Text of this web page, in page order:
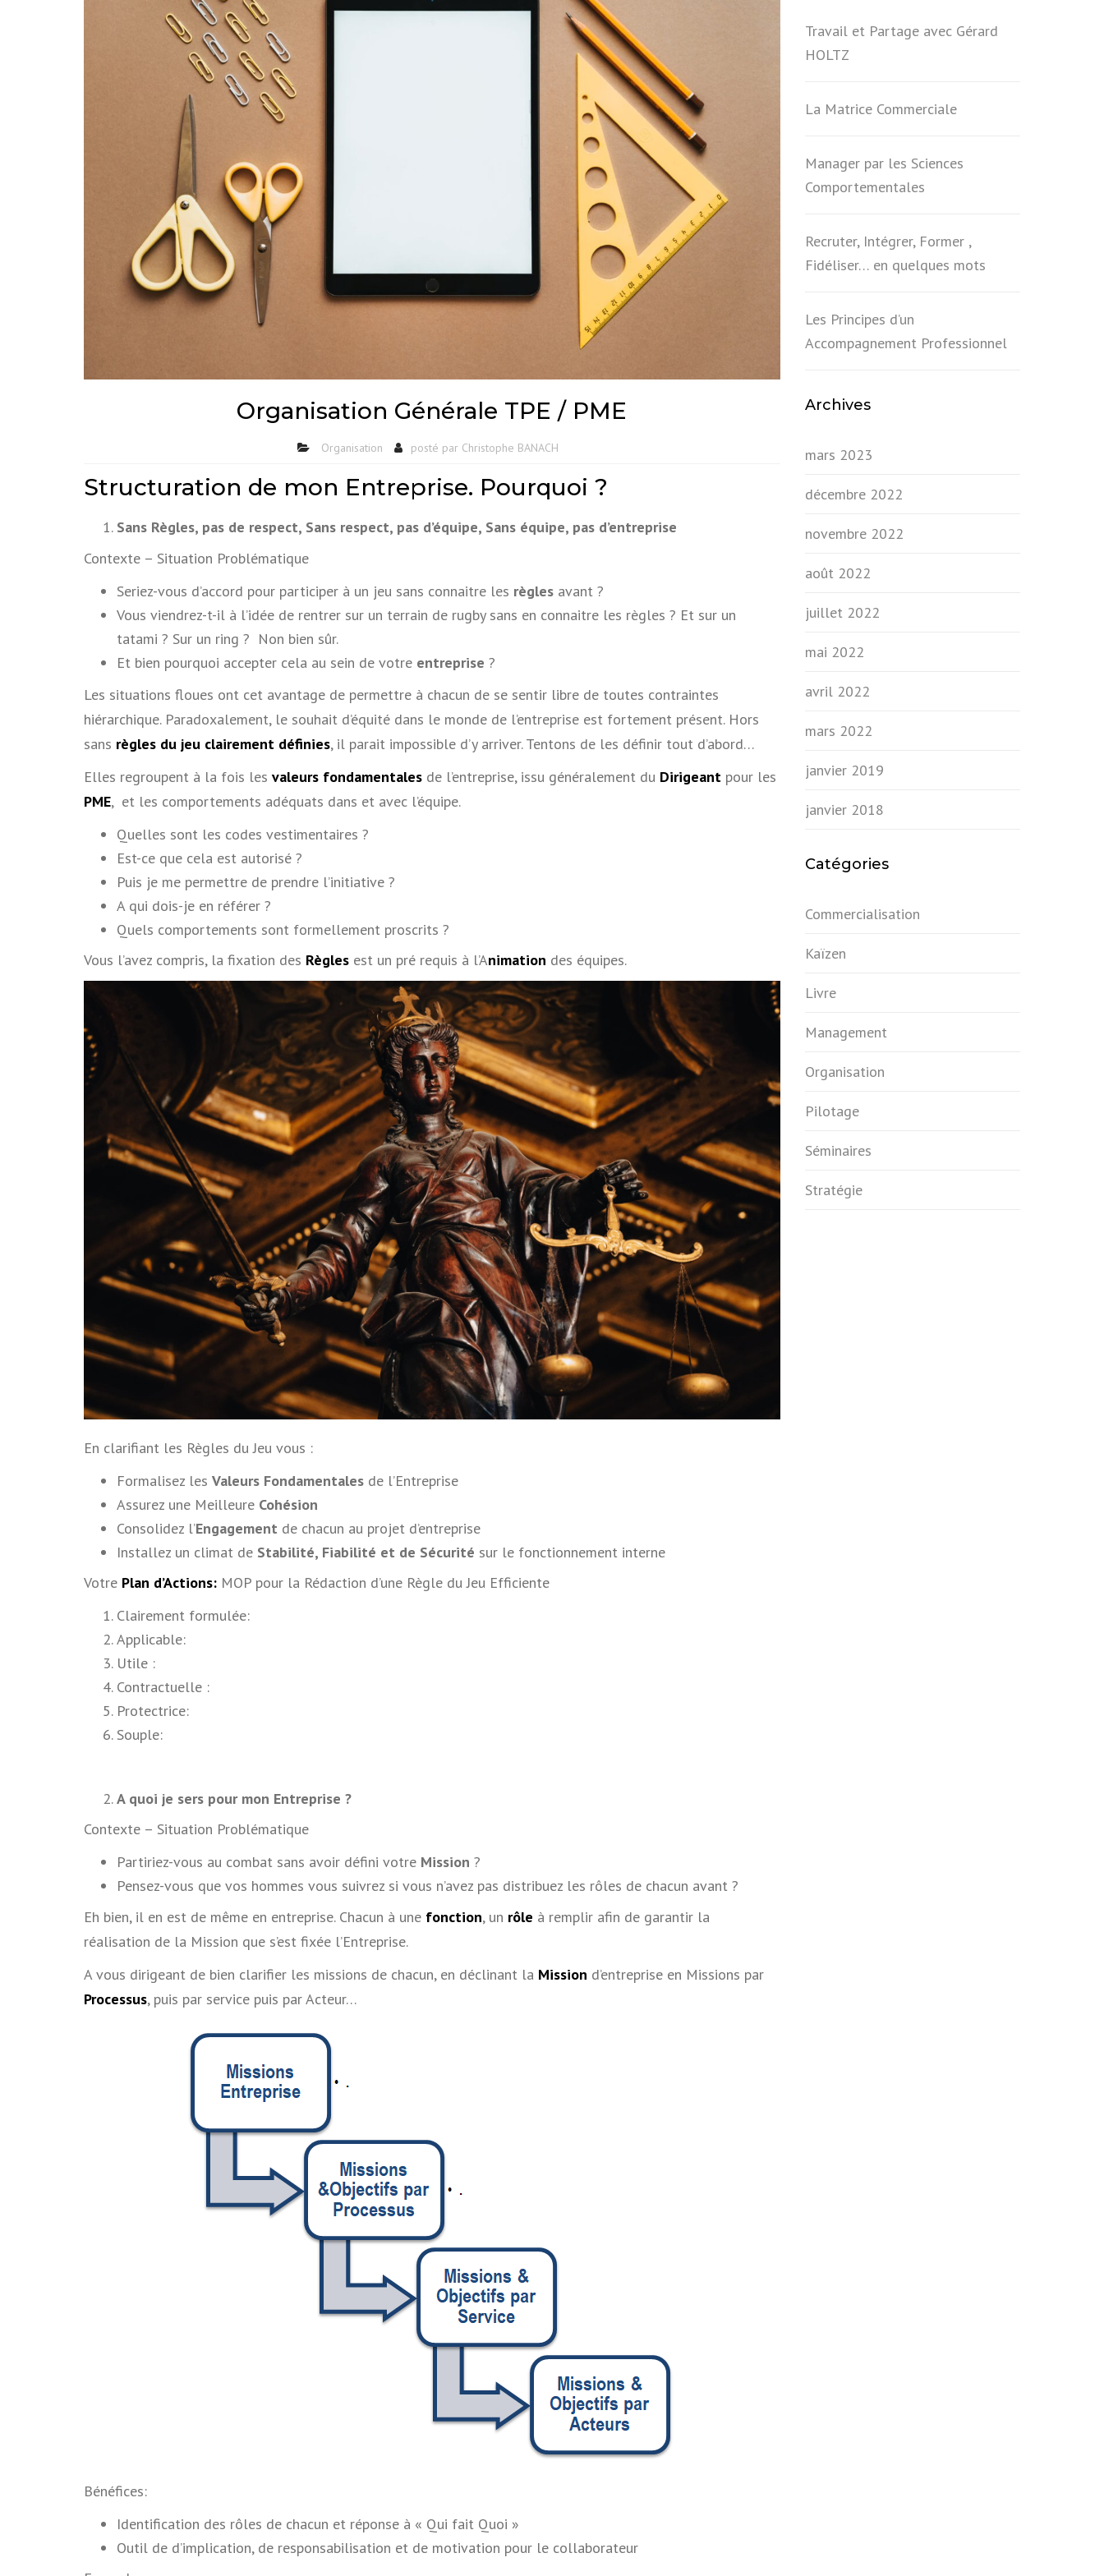
Organisation Générale TPE / PME
Organisation posté par Christophe BANACH
Structuration de mon Entreprise. Pourquoi ?
Sans Règles, pas de respect, Sans respect, pas d’équipe, Sans équipe, pas d’entreprise
Contexte – Situation Problématique
Seriez-vous d’accord pour participer à un jeu sans connaitre les règles avant ?
Vous viendrez-t-il à l’idée de rentrer sur un terrain de rugby sans en connaitre les règles ? Et sur un
tatami ? Sur un ring ? Non bien sûr.
Et bien pourquoi accepter cela au sein de votre entreprise ?
Les situations floues ont cet avantage de permettre à chacun de se sentir libre de toutes contraintes
hiérarchique. Paradoxalement, le souhait d’équité dans le monde de l’entreprise est fortement présent. Hors
sans règles du jeu clairement définies, il parait impossible d’y arriver. Tentons de les définir tout d’abord…
Elles regroupent à la fois les valeurs fondamentales de l’entreprise, issu généralement du Dirigeant pour les
PME, et les comportements adéquats dans et avec l’équipe.
Quelles sont les codes vestimentaires ?
Est-ce que cela est autorisé ?
Puis je me permettre de prendre l’initiative ?
A qui dois-je en référer ?
Quels comportements sont formellement proscrits ?
Vous l’avez compris, la fixation des Règles est un pré requis à l’Animation des équipes.
En clarifiant les Règles du Jeu vous :
Formalisez les Valeurs Fondamentales de l’Entreprise
Assurez une Meilleure Cohésion
Consolidez l’Engagement de chacun au projet d’entreprise
Installez un climat de Stabilité, Fiabilité et de Sécurité sur le fonctionnement interne
Votre Plan d’Actions: MOP pour la Rédaction d’une Règle du Jeu Efficiente
Clairement formulée:
Applicable:
Utile :
Contractuelle :
Protectrice:
Souple:
A quoi je sers pour mon Entreprise ?
Contexte – Situation Problématique
Partiriez-vous au combat sans avoir défini votre Mission ?
Pensez-vous que vos hommes vous suivrez si vous n’avez pas distribuez les rôles de chacun avant ?
Eh bien, il en est de même en entreprise. Chacun à une fonction, un rôle à remplir afin de garantir la
réalisation de la Mission que s’est fixée l’Entreprise.
A vous dirigeant de bien clarifier les missions de chacun, en déclinant la Mission d’entreprise en Missions par
Processus, puis par service puis par Acteur…
Bénéfices:
Identification des rôles de chacun et réponse à « Qui fait Quoi »
Outil de d’implication, de responsabilisation et de motivation pour le collaborateur
Travail et Partage avec Gérard
HOLTZ
La Matrice Commerciale
Manager par les Sciences
Comportementales
Recruter, Intégrer, Former ,
Fidéliser… en quelques mots
Les Principes d’un
Accompagnement Professionnel
Archives
mars 2023
décembre 2022
novembre 2022
août 2022
juillet 2022
mai 2022
avril 2022
mars 2022
janvier 2019
janvier 2018
Catégories
Commercialisation
Kaïzen
Livre
Management
Organisation
Pilotage
Séminaires
Stratégie